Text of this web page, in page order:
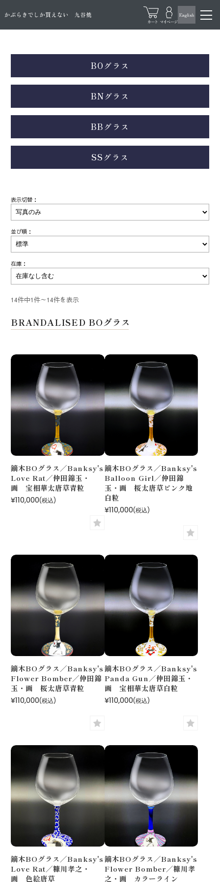
BOグラス
BNグラス
BBグラス
SSグラス
表示切替：
並び順：
在庫：
14件中1件～14件を表示
BRANDALISED BOグラス
鏑木BOグラス／Banksy's
Love Rat／仲田錦玉・
画 宝相華太唐草青粒
¥110,000(税込)
鏑木BOグラス／Banksy's
Balloon Girl／仲田錦
玉・画 桜太唐草ピンク地
白粒
¥110,000(税込)
鏑木BOグラス／Banksy's
Flower Bomber／仲田錦
玉・画 桜太唐草青粒
¥110,000(税込)
鏑木BOグラス／Banksy's
Panda Gun／仲田錦玉・
画 宝相華太唐草白粒
¥110,000(税込)
鏑木BOグラス／Banksy's
Love Rat／糠川孝之・
画 色絵唐草
鏑木BOグラス／Banksy's
Flower Bomber／糠川孝
之・画 カラーライン